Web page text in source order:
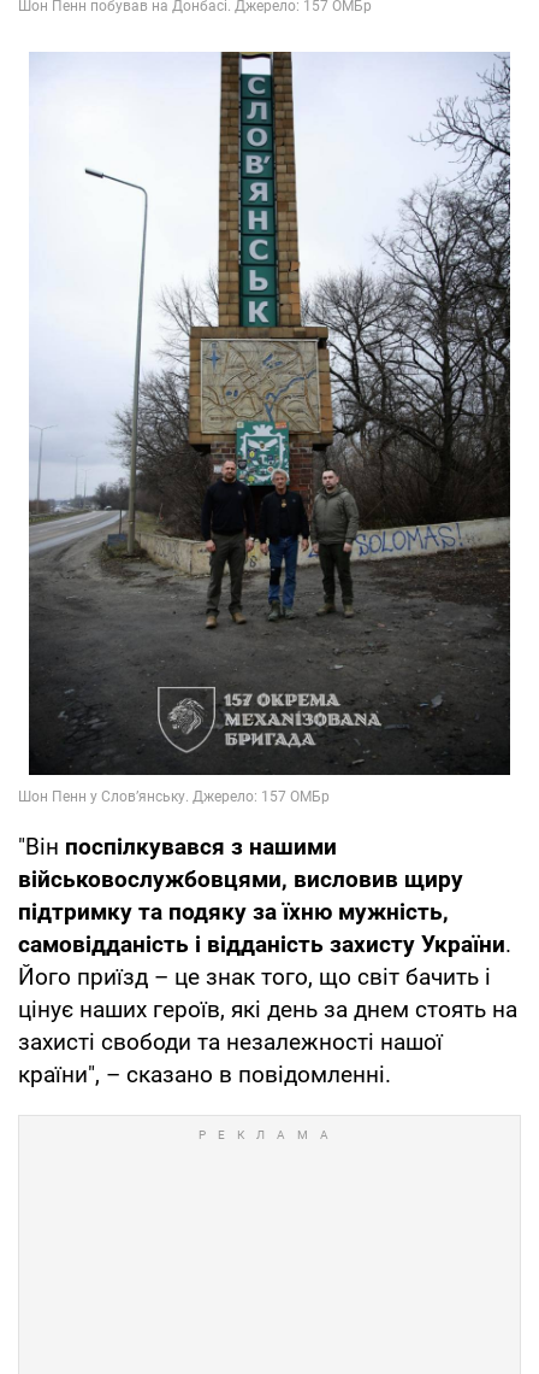
"Він поспілкувався з нашими
військовослужбовцями, висловив щиру
підтримку та подяку за їхню мужність,
самовідданість і відданість захисту України.
Його приїзд – це знак того, що світ бачить і
цінує наших героїв, які день за днем стоять на
захисті свободи та незалежності нашої
країни", – сказано в повідомленні.